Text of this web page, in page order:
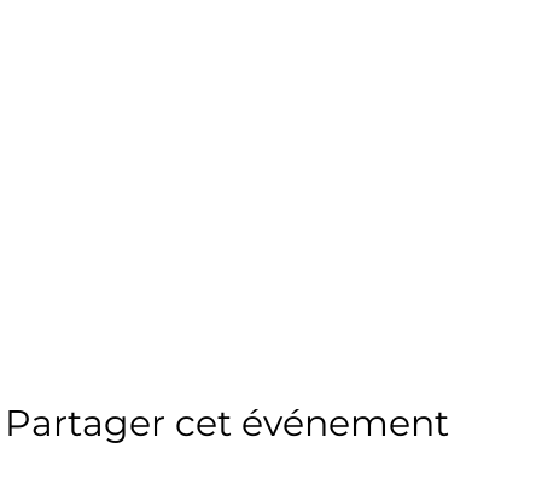
Partager cet événement